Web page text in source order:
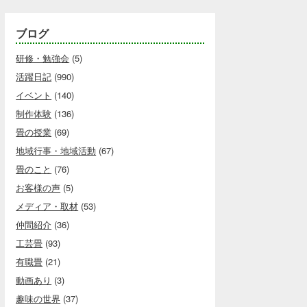
ブログ
研修・勉強会 (5)
活躍日記 (990)
イベント (140)
制作体験 (136)
畳の授業 (69)
地域行事・地域活動 (67)
畳のこと (76)
お客様の声 (5)
メディア・取材 (53)
仲間紹介 (36)
工芸畳 (93)
有職畳 (21)
動画あり (3)
趣味の世界 (37)